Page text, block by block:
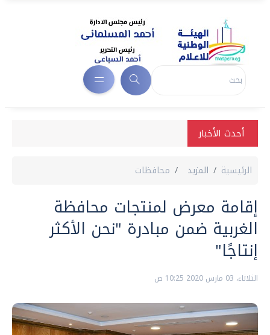
أحدث الأخبار
الرئيسية المزيد محافظات
إقامة معرض لمنتجات محافظة
الغربية ضمن مبادرة "نحن الأكثر
إنتاجًا"
الثلاثاء، 03 مارس 2020 10:25 ص